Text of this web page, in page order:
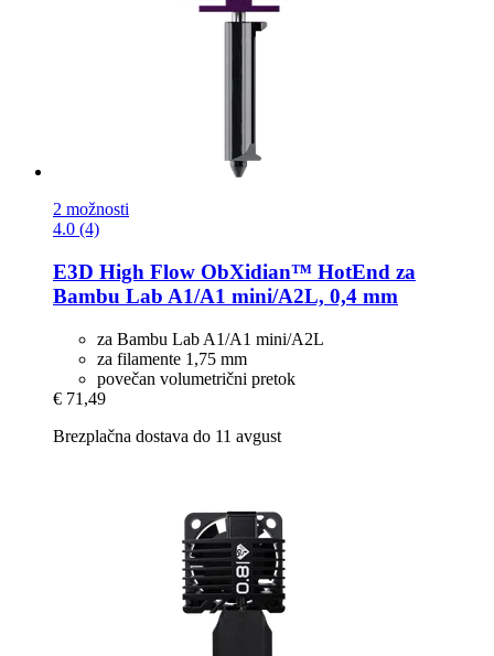
2 možnosti
4.0 (4)
E3D High Flow ObXidian™ HotEnd za
Bambu Lab A1/A1 mini/A2L, 0,4 mm
za Bambu Lab A1/A1 mini/A2L
za filamente 1,75 mm
povečan volumetrični pretok
€ 71,49
Brezplačna dostava do 11 avgust